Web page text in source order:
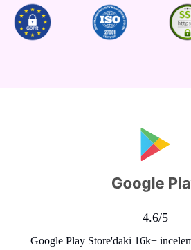
4.6/5
Google Play Store'daki 16k+